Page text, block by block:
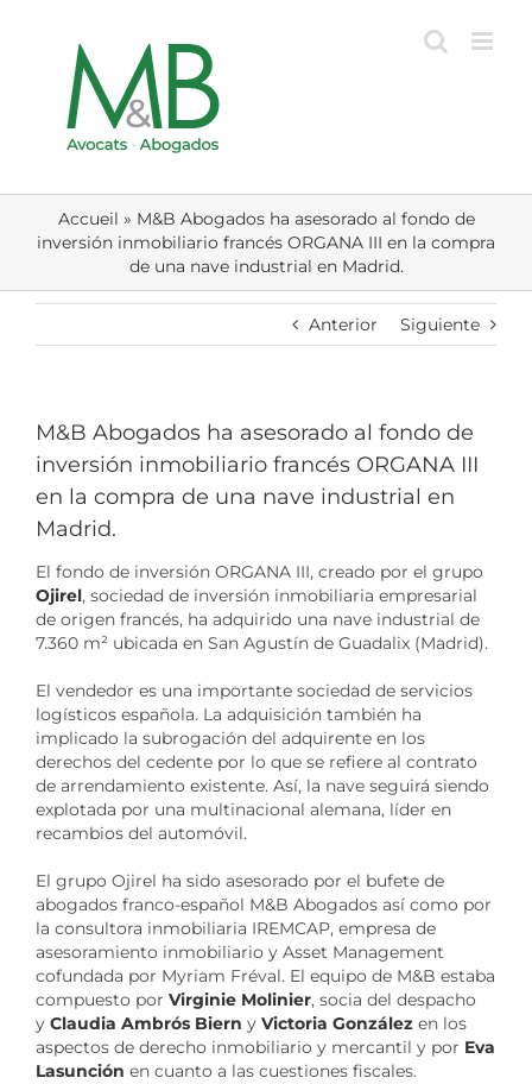
Accueil » M&B Abogados ha asesorado al fondo de
inversión inmobiliario francés ORGANA III en la compra
de una nave industrial en Madrid.
Anterior Siguiente
M&B Abogados ha asesorado al fondo de
inversión inmobiliario francés ORGANA III
en la compra de una nave industrial en
Madrid.
El fondo de inversión ORGANA III, creado por el grupo
Ojirel, sociedad de inversión inmobiliaria empresarial
de origen francés, ha adquirido una nave industrial de
7.360 m² ubicada en San Agustín de Guadalix (Madrid).
El vendedor es una importante sociedad de servicios
logísticos española. La adquisición también ha
implicado la subrogación del adquirente en los
derechos del cedente por lo que se refiere al contrato
de arrendamiento existente. Así, la nave seguirá siendo
explotada por una multinacional alemana, líder en
recambios del automóvil.
El grupo Ojirel ha sido asesorado por el bufete de
abogados franco-español M&B Abogados así como por
la consultora inmobiliaria IREMCAP, empresa de
asesoramiento inmobiliario y Asset Management
cofundada por Myriam Fréval. El equipo de M&B estaba
compuesto por Virginie Molinier, socia del despacho
y Claudia Ambrós Biern y Victoria González en los
aspectos de derecho inmobiliario y mercantil y por Eva
Lasunción en cuanto a las cuestiones fiscales.